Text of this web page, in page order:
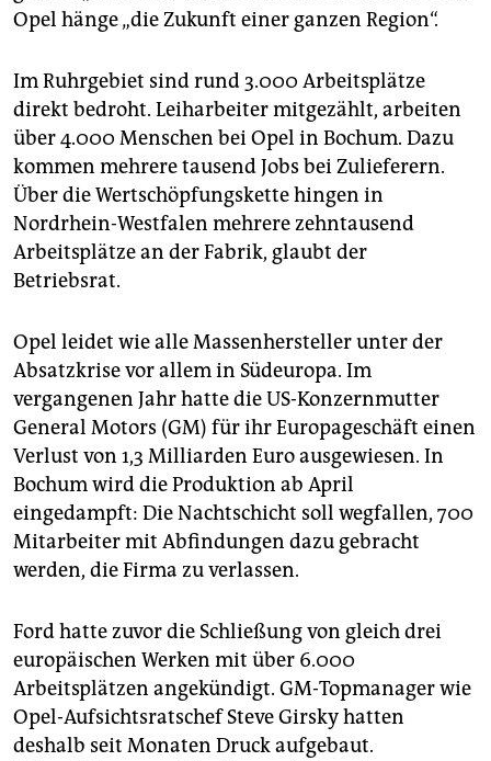
Opel hänge „die Zukunft einer ganzen Region“.
Im Ruhrgebiet sind rund 3.000 Arbeitsplätze
direkt bedroht. Leiharbeiter mitgezählt, arbeiten
über 4.000 Menschen bei Opel in Bochum. Dazu
kommen mehrere tausend Jobs bei Zulieferern.
Über die Wertschöpfungskette hingen in
Nordrhein-Westfalen mehrere zehntausend
Arbeitsplätze an der Fabrik, glaubt der
Betriebsrat.
Opel leidet wie alle Massenhersteller unter der
Absatzkrise vor allem in Südeuropa. Im
vergangenen Jahr hatte die US-Konzernmutter
General Motors (GM) für ihr Europageschäft einen
Verlust von 1,3 Milliarden Euro ausgewiesen. In
Bochum wird die Produktion ab April
eingedampft: Die Nachtschicht soll wegfallen, 700
Mitarbeiter mit Abfindungen dazu gebracht
werden, die Firma zu verlassen.
Ford hatte zuvor die Schließung von gleich drei
europäischen Werken mit über 6.000
Arbeitsplätzen angekündigt. GM-Topmanager wie
Opel-Aufsichtsratschef Steve Girsky hatten
deshalb seit Monaten Druck aufgebaut.